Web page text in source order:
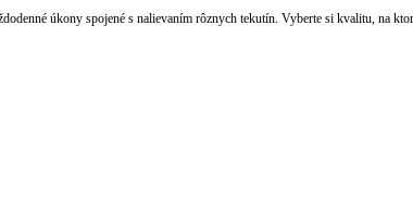
úkony spojené s nalievaním rôznych tekutín. Vyberte si kvalitu, na